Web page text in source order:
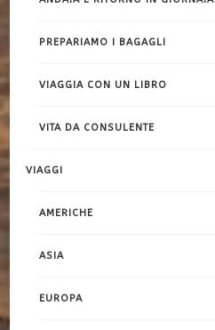
PREPARIAMO I BAGAGLI
VIAGGIA CON UN LIBRO
VITA DA CONSULENTE
VIAGGI
AMERICHE
ASIA
EUROPA